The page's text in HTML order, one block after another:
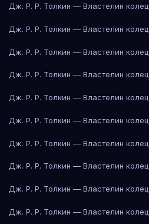
Дж. Р. Р. Толкин — Властелин колец
Дж. Р. Р. Толкин — Властелин колец
Дж. Р. Р. Толкин — Властелин колец
Дж. Р. Р. Толкин — Властелин колец
Дж. Р. Р. Толкин — Властелин колец
Дж. Р. Р. Толкин — Властелин колец
Дж. Р. Р. Толкин — Властелин колец
Дж. Р. Р. Толкин — Властелин колец
Дж. Р. Р. Толкин — Властелин колец
Дж. Р. Р. Толкин — Властелин колец